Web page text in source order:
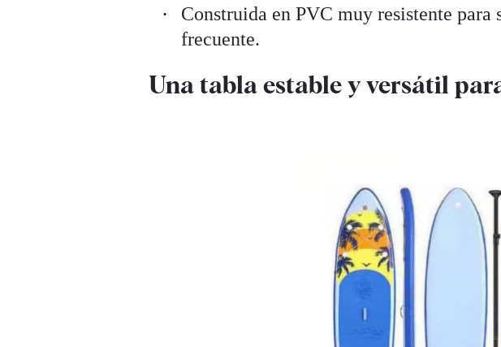
Construida en PVC muy resistente para
frecuente.
Una tabla estable y versátil